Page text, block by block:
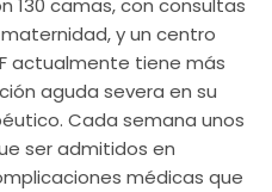
130 camas, con consultas
y un centro
actualmente tiene más
aguda severa en su
Cada semana unos
ser admitidos en
médicas que